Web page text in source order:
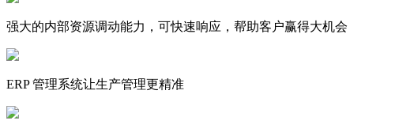
强大的内部资源调动能力，可快速响应，帮助客户赢得大机会
ERP 管理系统让生产管理更精准